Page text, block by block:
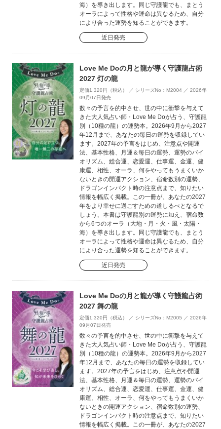
海）を導き出します。同じ守護龍でも、まとう
オーラによって性格や運命は異なるため、自分
により合った運勢を知ることができます。
近日発売
Love Me Doの月と龍が導く守護龍占術
2027 灯の龍
定価1,320円（税込） ／ シリーズNo：M2004 ／ 2026年
09月07日発売
数々の予言を的中させ、世の中に衝撃を与えて
きた大人気占い師・Love Me Doが占う、守護龍
別（10種の龍）の運勢本。2026年9月から2027
年12月まで、あなたの毎日の運勢を収録してい
ます。2027年の予言をはじめ、注意点や開運
法、基本性格、月運＆毎日の運勢、運勢のバイ
オリズム、総合運、恋愛運、仕事運、金運、健
康運、相性、オーラ、何をやってもうまくいか
ないときの開運アクション、宿命数別の運勢、
ドラゴンインパクト時の注意点まで、知りたい
情報を幅広く掲載。この一冊が、あなたの2027
年をより幸せに過ごすための道しるべとなるで
しょう。本書は守護龍別の運勢に加え、宿命数
から6つのオーラ（大地・月・火・風・太陽・
海）を導き出します。同じ守護龍でも、まとう
オーラによって性格や運命は異なるため、自分
により合った運勢を知ることができます。
近日発売
Love Me Doの月と龍が導く守護龍占術
2027 舞の龍
定価1,320円（税込） ／ シリーズNo：M2005 ／ 2026年
09月07日発売
数々の予言を的中させ、世の中に衝撃を与えて
きた大人気占い師・Love Me Doが占う、守護龍
別（10種の龍）の運勢本。2026年9月から2027
年12月まで、あなたの毎日の運勢を収録してい
ます。2027年の予言をはじめ、注意点や開運
法、基本性格、月運＆毎日の運勢、運勢のバイ
オリズム、総合運、恋愛運、仕事運、金運、健
康運、相性、オーラ、何をやってもうまくいか
ないときの開運アクション、宿命数別の運勢、
ドラゴンインパクト時の注意点まで、知りたい
情報を幅広く掲載。この一冊が、あなたの2027